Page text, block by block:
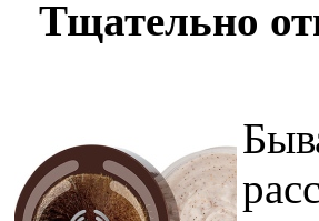
Тщательно